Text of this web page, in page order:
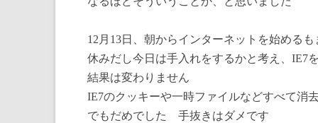
12月13日、朝からインターネットを始める
休みだし今日は手入れをするかと考え、IE7
結果は変わりません
IE7のクッキーや一時ファイルなどすべて消
でもだめでした 手抜きはダメです